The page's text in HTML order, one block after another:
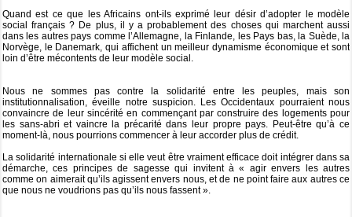
Quand est ce que les Africains ont-ils exprimé leur désir d’adopter le modèle
social français ? De plus, il y a probablement des choses qui marchent aussi
dans les autres pays comme l’Allemagne, la Finlande, les Pays bas, la Suède, la
Norvège, le Danemark, qui affichent un meilleur dynamisme économique et sont
loin d’être mécontents de leur modèle social.
Nous ne sommes pas contre la solidarité entre les peuples, mais son
institutionnalisation, éveille notre suspicion. Les Occidentaux pourraient nous
convaincre de leur sincérité en commençant par construire des logements pour
les sans-abri et vaincre la précarité dans leur propre pays. Peut-être qu’à ce
moment-là, nous pourrions commencer à leur accorder plus de crédit.
La solidarité internationale si elle veut être vraiment efficace doit intégrer dans sa
démarche, ces principes de sagesse qui invitent à « agir envers les autres
comme on aimerait qu’ils agissent envers nous, et de ne point faire aux autres ce
que nous ne voudrions pas qu’ils nous fassent ».